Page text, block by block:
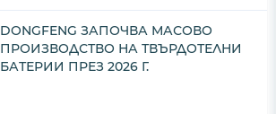
DONGFENG ЗАПОЧВА МАСОВО
ПРОИЗВОДСТВО НА ТВЪРДОТЕЛНИ
БАТЕРИИ ПРЕЗ 2026 Г.